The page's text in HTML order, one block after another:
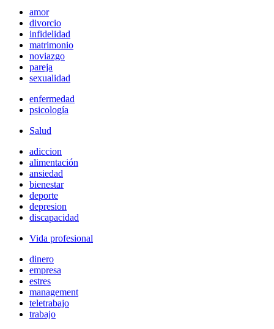
amor
divorcio
infidelidad
matrimonio
noviazgo
pareja
sexualidad
enfermedad
psicología
Salud
adiccion
alimentación
ansiedad
bienestar
deporte
depresion
discapacidad
Vida profesional
dinero
empresa
estres
management
teletrabajo
trabajo